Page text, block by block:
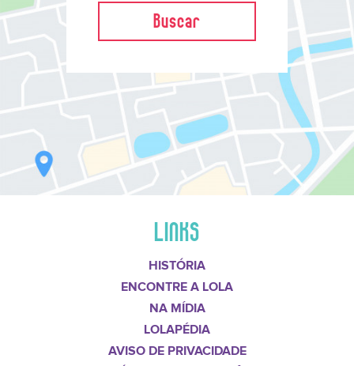
Buscar
LINKS
HISTÓRIA
ENCONTRE A LOLA
NA MÍDIA
LOLAPÉDIA
AVISO DE PRIVACIDADE